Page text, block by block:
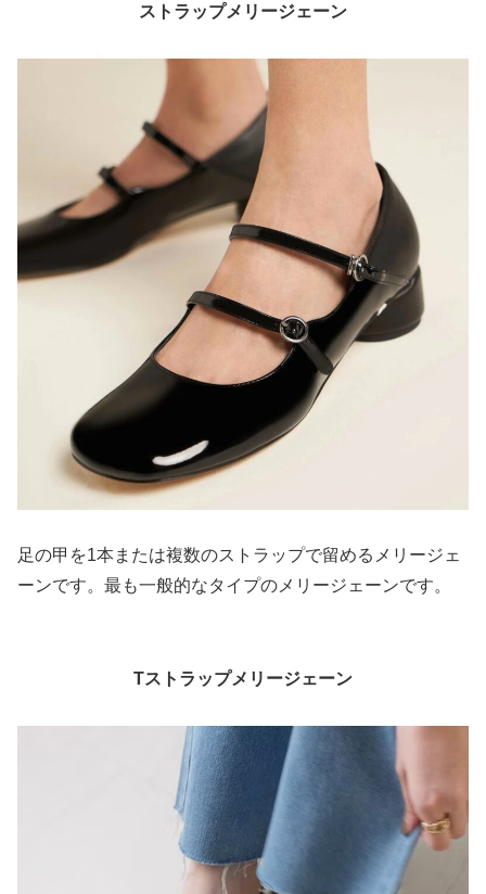
ストラップメリージェーン
足の甲を1本または複数のストラップで留めるメリージェ
ーンです。最も一般的なタイプのメリージェーンです。
Tストラップメリージェーン